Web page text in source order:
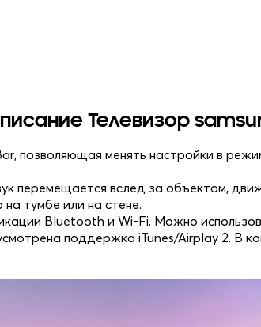
Телевизор
позволяющая менять настройки в
перемещается вслед за объектом,
тумбе или на стене.
Bluetooth и Wi-Fi. Можно
поддержка iTunes/Airplay 2. В